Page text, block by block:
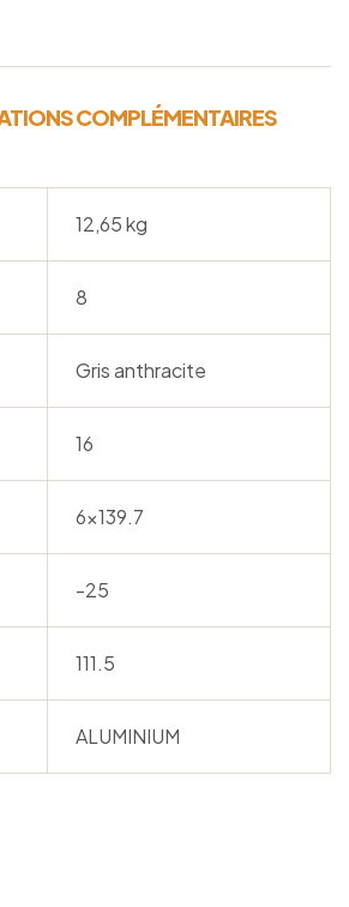
COMPLÉMENTAIRES
12,65 kg
8
Gris anthracite
16
6×139.7
-25
111.5
ALUMINIUM